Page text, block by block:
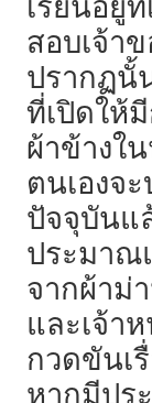
เรียนอยู่
สอบเจ้า
ปรากฏนั้
ที่เปิดให้
ผ้าข้างใ
ตนเองจ
ปัจจุบันแ
ประมา
จากผ้าม่
และเจ้า
กวดขันเ
หากมีปร